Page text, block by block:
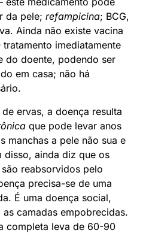
da pele; refampicina; BCG,
Ainda não existe vacina
imediatamente
do doente, podendo ser
em casa; não há
ervas, a doença resulta
que pode levar anos
manchas a pele não sua e
disso, ainda diz que os
reabsorvidos pelo
precisa-se de uma
É uma doença social,
camadas empobrecidas.
completa leva de 60-90